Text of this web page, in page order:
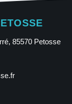
85570 Petosse